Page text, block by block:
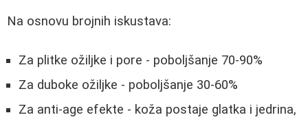
Na osnovu brojnih iskustava:
Za plitke ožiljke i pore - poboljšanje 70-90%
Za duboke ožiljke - poboljšanje 30-60%
Za anti-age efekte - koža postaje glatka i jedrina,